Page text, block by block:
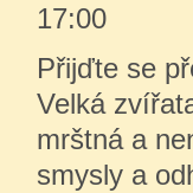
17:00
Přijďte se
Velká
mrštná a
smysly a